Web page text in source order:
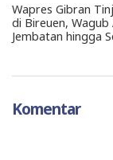
Wapres Gibran
di Bireuen,
Jembatan hingga
Komentar